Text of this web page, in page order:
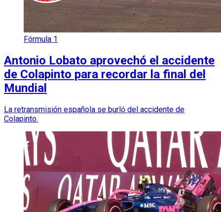
Fórmula 1
Antonio Lobato aprovechó el accidente
de Colapinto para recordar la final del
Mundial
La retransmisión española se burló del accidente de
Colapinto.